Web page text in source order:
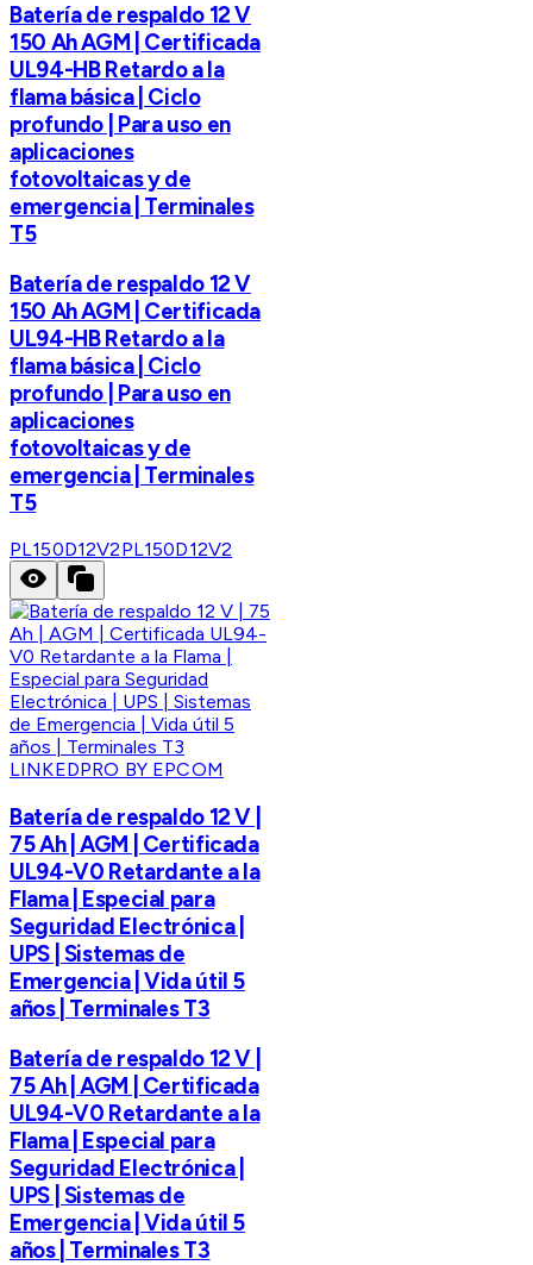
Batería de respaldo 12 V
150 Ah AGM | Certificada
UL94-HB Retardo a la
flama básica | Ciclo
profundo | Para uso en
aplicaciones
fotovoltaicas y de
emergencia | Terminales
T5
Batería de respaldo 12 V
150 Ah AGM | Certificada
UL94-HB Retardo a la
flama básica | Ciclo
profundo | Para uso en
aplicaciones
fotovoltaicas y de
emergencia | Terminales
T5
PL150D12V2PL150D12V2
LINKEDPRO BY EPCOM
Batería de respaldo 12 V |
75 Ah | AGM | Certificada
UL94-V0 Retardante a la
Flama | Especial para
Seguridad Electrónica |
UPS | Sistemas de
Emergencia | Vida útil 5
años | Terminales T3
Batería de respaldo 12 V |
75 Ah | AGM | Certificada
UL94-V0 Retardante a la
Flama | Especial para
Seguridad Electrónica |
UPS | Sistemas de
Emergencia | Vida útil 5
años | Terminales T3